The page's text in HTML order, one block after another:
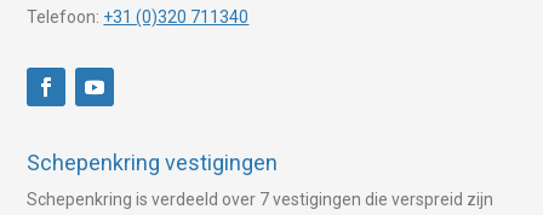
Telefoon: +31 (0)320 711340
Schepenkring vestigingen
Schepenkring is verdeeld over 7 vestigingen die verspreid zijn